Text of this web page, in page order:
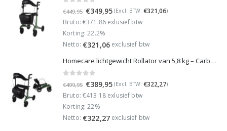
out of 5
€449,95 Oorspronkelijke
prijs
was:
€449,95.
€349,95Huidige
prijs
€349,95.
(Excl. BTW: €321,06)
Bruto: €371.86 exlusief btw
Korting: 22.2%
Netto: €321,06exclusief btw
Homecare lichtgewicht Rollator van 5,8 kg – Carbon rollator tot 150 kg draaggewicht – Dubbel opvouwbaar en inclusief reistas - Groen
out of 5
€499,95 Oorspronkelijke
prijs
was:
€499,95.
€389,95Huidige
prijs
€389,95.
(Excl. BTW: €322,27)
Bruto: €413.18 exlusief btw
Korting: 22%
Netto: €322,27exclusief btw